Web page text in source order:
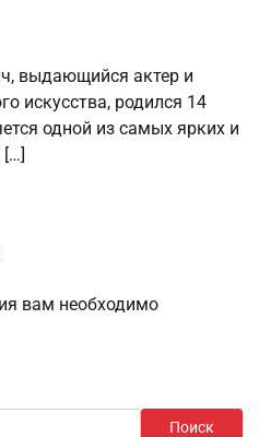
выдающийся актер и
искусства, родился 14
одной из самых ярких и
[…]
вам необходимо
Поиск